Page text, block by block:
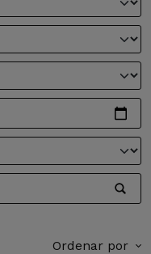
Ordenar por